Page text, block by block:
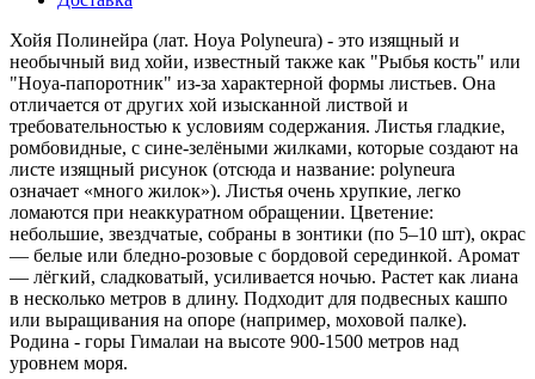
Хойя Полинейра (лат. Hoya Polyneura) - это изящный и
необычный вид хойи, известный также как "Рыбья кость" или
"Hoya-папоротник" из-за характерной формы листьев. Она
отличается от других хой изысканной листвой и
требовательностью к условиям содержания. Листья гладкие,
ромбовидные, с сине-зелёными жилками, которые создают на
листе изящный рисунок (отсюда и название: polyneura
означает «много жилок»). Листья очень хрупкие, легко
ломаются при неаккуратном обращении. Цветение:
небольшие, звездчатые, собраны в зонтики (по 5–10 шт), окрас
— белые или бледно-розовые с бордовой серединкой. Аромат
— лёгкий, сладковатый, усиливается ночью. Растет как лиана
в несколько метров в длину. Подходит для подвесных кашпо
или выращивания на опоре (например, моховой палке).
Родина - горы Гималаи на высоте 900-1500 метров над
уровнем моря.